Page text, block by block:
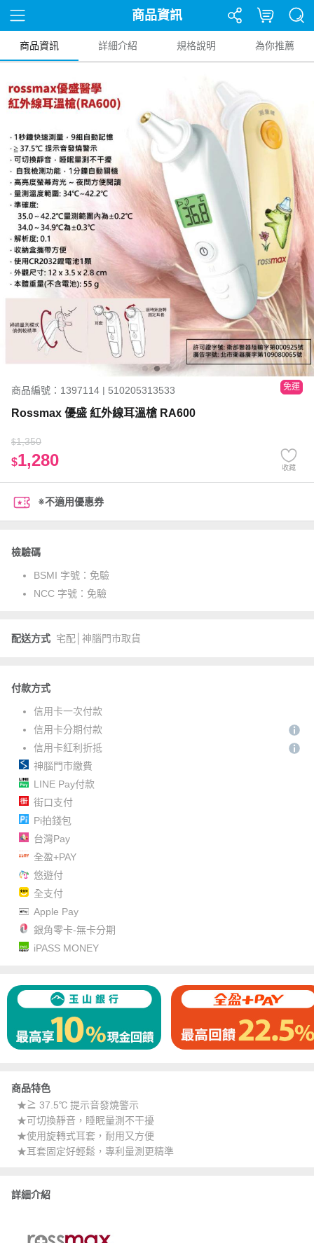
商品資訊
商品資訊 詳細介紹 規格說明 為你推薦
商品編號：1397114 | 510205313533 免運
Rossmax 優盛 紅外線耳溫槍 RA600
$1,350
$1,280 收藏
※不適用優惠券
檢驗碼
BSMI 字號： 免驗
NCC 字號： 免驗
配送方式 宅配│神腦門市取貨
付款方式
信用卡一次付款
信用卡分期付款
信用卡紅利折抵
神腦門市繳費
LINE Pay付款
街口支付
Pi拍錢包
台灣Pay
全盈+PAY
悠遊付
全支付
Apple Pay
銀角零卡-無卡分期
iPASS MONEY
商品特色
★≧ 37.5℃ 提示音發燒警示
★可切換靜音，睡眠量測不干擾
★使用旋轉式耳套，耐用又方便
★耳套固定好輕鬆，專利量測更精準
詳細介紹